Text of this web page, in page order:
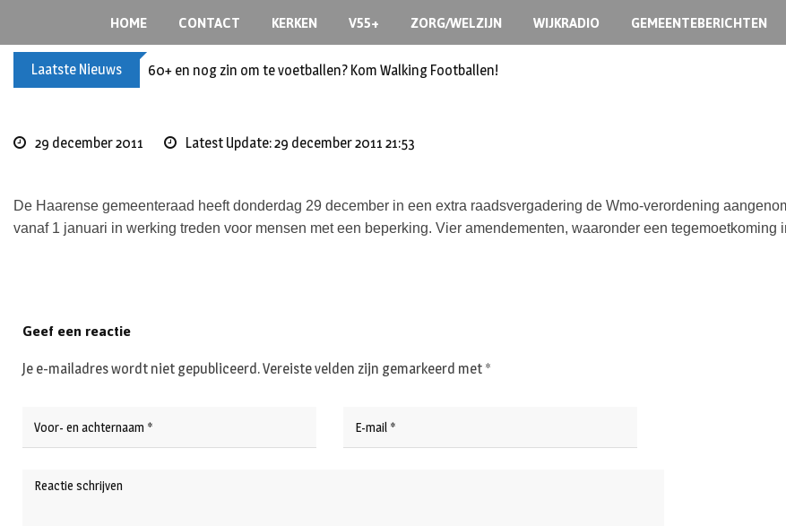
HOME CONTACT KERKEN V55+ ZORG/WELZIJN WIJKRADIO GEMEENTEBERICHTEN
Laatste Nieuws 60+ en nog zin om te voetballen? Kom Walking Footballen!
29 december 2011 Latest Update: 29 december 2011 21:53
De Haarense gemeenteraad heeft donderdag 29 december in een extra raadsvergadering de Wmo-verordening
vanaf 1 januari in werking treden voor mensen met een beperking. Vier amendementen, waaronder een
Geef een reactie
Je e-mailadres wordt niet gepubliceerd.Vereiste velden zijn gemarkeerd met *